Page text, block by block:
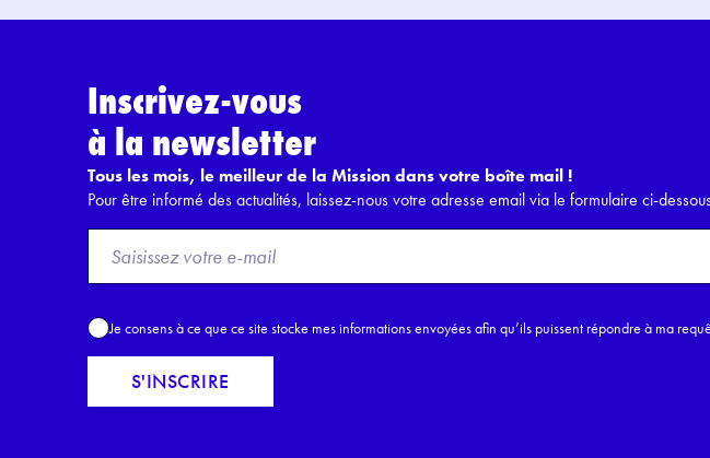
Inscrivez-vous
à la newsletter
Tous les mois, le meilleur de la Mission dans votre boîte mail !
Pour être informé des actualités, laissez-nous votre adresse email via le formulaire ci-
o
E
m
i
A
c
Je consens à ce que ce site stocke mes informations envoyées afin qu’ils puissent répondre à ma
S'INSCRIRE